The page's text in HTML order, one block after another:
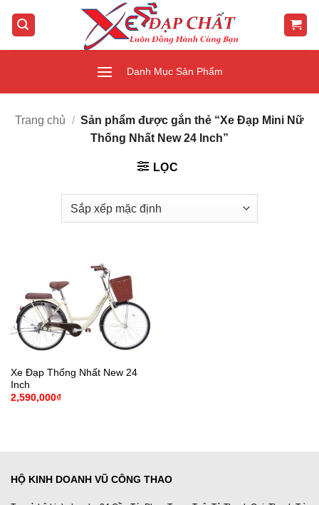
qua
Danh Mục Sản Phẩm
Trang chủ / Sản phẩm được gắn thẻ “Xe Đạp Mini Nữ
Thống Nhất New 24 Inch”
LỌC
Xe Đạp Thống Nhất New 24
Inch
2,590,000₫
HỘ KINH DOANH VŨ CÔNG THAO